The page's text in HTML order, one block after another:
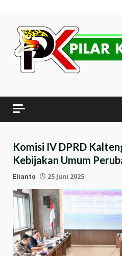
content
Komisi IV DPRD
Kebijakan Umum
Elianto 25 Juni 2025